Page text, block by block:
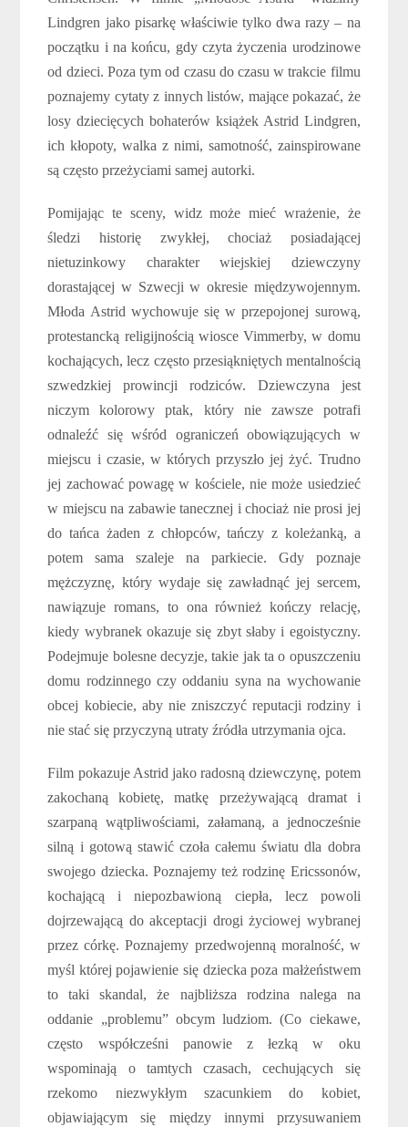
Lindgren jako pisarkę właściwie tylko dwa razy – na
początku i na końcu, gdy czyta życzenia urodzinowe
od dzieci. Poza tym od czasu do czasu w trakcie filmu
poznajemy cytaty z innych listów, mające pokazać, że
losy dziecięcych bohaterów książek Astrid Lindgren,
ich kłopoty, walka z nimi, samotność, zainspirowane
są często przeżyciami samej autorki.
Pomijając te sceny, widz może mieć wrażenie, że
śledzi historię zwykłej, chociaż posiadającej
nietuzinkowy charakter wiejskiej dziewczyny
dorastającej w Szwecji w okresie międzywojennym.
Młoda Astrid wychowuje się w przepojonej surową,
protestancką religijnością wiosce Vimmerby, w domu
kochających, lecz często przesiąkniętych mentalnością
szwedzkiej prowincji rodziców. Dziewczyna jest
niczym kolorowy ptak, który nie zawsze potrafi
odnaleźć się wśród ograniczeń obowiązujących w
miejscu i czasie, w których przyszło jej żyć. Trudno
jej zachować powagę w kościele, nie może usiedzieć
w miejscu na zabawie tanecznej i chociaż nie prosi jej
do tańca żaden z chłopców, tańczy z koleżanką, a
potem sama szaleje na parkiecie. Gdy poznaje
mężczyznę, który wydaje się zawładnąć jej sercem,
nawiązuje romans, to ona również kończy relację,
kiedy wybranek okazuje się zbyt słaby i egoistyczny.
Podejmuje bolesne decyzje, takie jak ta o opuszczeniu
domu rodzinnego czy oddaniu syna na wychowanie
obcej kobiecie, aby nie zniszczyć reputacji rodziny i
nie stać się przyczyną utraty źródła utrzymania ojca.
Film pokazuje Astrid jako radosną dziewczynę, potem
zakochaną kobietę, matkę przeżywającą dramat i
szarpaną wątpliwościami, załamaną, a jednocześnie
silną i gotową stawić czoła całemu światu dla dobra
swojego dziecka. Poznajemy też rodzinę Ericssonów,
kochającą i niepozbawioną ciepła, lecz powoli
dojrzewającą do akceptacji drogi życiowej wybranej
przez córkę. Poznajemy przedwojenną moralność, w
myśl której pojawienie się dziecka poza małżeństwem
to taki skandal, że najbliższa rodzina nalega na
oddanie „problemu” obcym ludziom. (Co ciekawe,
często współcześni panowie z łezką w oku
wspominają o tamtych czasach, cechujących się
rzekomo niezwykłym szacunkiem do kobiet,
objawiającym się między innymi przysuwaniem